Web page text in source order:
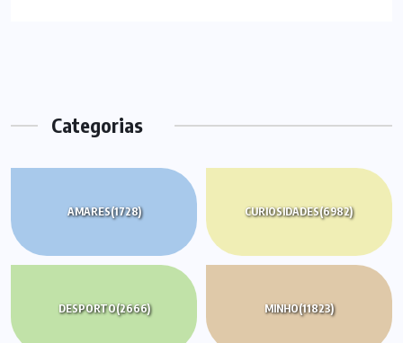
Categorias
AMARES(1728) CURIOSIDADES(6982)
DESPORTO(2666) MINHO(11823)